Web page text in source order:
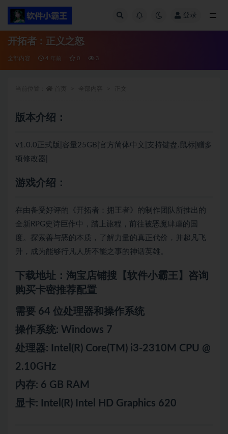
登录
开拓者：正义之怒
全部内容 4 年前 0 3
版本介绍：
v1.0.0正式版|容量25GB|官方简体中文|支持键盘.鼠标|赠多
项修改器|
游戏介绍：
在由备受好评的《开拓者：拥王者》的制作团队所推出的
全新RPG史诗巨作中，踏上旅程，前往被恶魔肆虐的国
度。探索善与恶的本质，了解力量的真正代价，并超凡飞
升，成为能够行凡人所不能之事的神话英雄。
下载地址：淘宝店铺搜【软件小霸王】咨询
购买卡密推荐配置
需要 64 位处理器和操作系统
操作系统: Windows 7
处理器: Intel(R) Core(TM) i3-2310M CPU @
2.10GHz
内存: 6 GB RAM
显卡: Intel(R) Intel HD Graphics 620